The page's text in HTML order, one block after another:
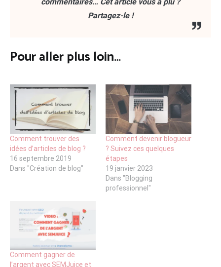
Partagez-le !
Pour aller plus loin…
Comment trouver des
idées d’articles de blog ?
16 septembre 2019
Dans "Création de blog"
Comment devenir blogueur
? Suivez ces quelques
étapes
19 janvier 2023
Dans "Blogging
professionnel"
Comment gagner de
l’argent avec SEMJuice et